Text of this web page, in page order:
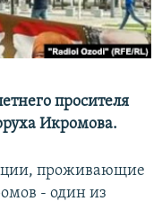
просителя
Икромова.
проживающие
- один из